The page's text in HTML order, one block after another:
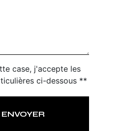
case, j'accepte les
ci-dessous **
ENVOYER